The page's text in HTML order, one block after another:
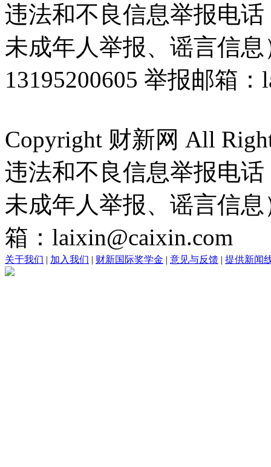
违法和不良信息举报电
未成年人举报、谣言信
13195200605 举报邮箱
Copyright 财新网 All
违法和不良信息举报电
未成年人举报、谣言信
箱：laixin@caixin.com
关于我们 | 加入我们 | 财新国际奖学金 | 意见与反馈 | 提供新闻